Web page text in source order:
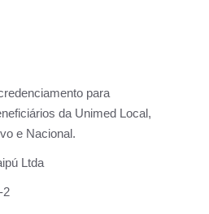
para
da Unimed Local,
e Nacional.
Ltda
2